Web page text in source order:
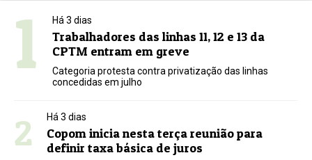
1 Há 3 dias
Trabalhadores das linhas 11, 12 e 13 da
CPTM entram em greve
Categoria protesta contra privatização das linhas
concedidas em julho
2 Há 3 dias
Copom inicia nesta terça reunião para
definir taxa básica de juros